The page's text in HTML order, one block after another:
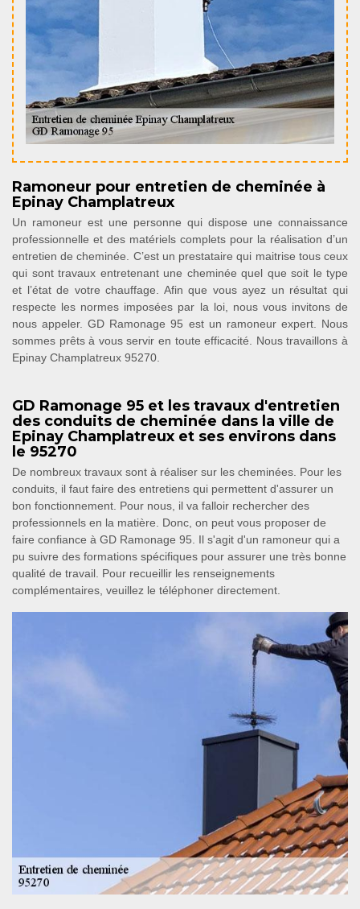
Ramoneur pour entretien de cheminée à
Epinay Champlatreux
Un ramoneur est une personne qui dispose une connaissance
professionnelle et des matériels complets pour la réalisation d’un
entretien de cheminée. C’est un prestataire qui maitrise tous ceux
qui sont travaux entretenant une cheminée quel que soit le type
et l’état de votre chauffage. Afin que vous ayez un résultat qui
respecte les normes imposées par la loi, nous vous invitons de
nous appeler. GD Ramonage 95 est un ramoneur expert. Nous
sommes prêts à vous servir en toute efficacité. Nous travaillons à
Epinay Champlatreux 95270.
GD Ramonage 95 et les travaux d'entretien
des conduits de cheminée dans la ville de
Epinay Champlatreux et ses environs dans
le 95270
De nombreux travaux sont à réaliser sur les cheminées. Pour les
conduits, il faut faire des entretiens qui permettent d'assurer un
bon fonctionnement. Pour nous, il va falloir rechercher des
professionnels en la matière. Donc, on peut vous proposer de
faire confiance à GD Ramonage 95. Il s'agit d'un ramoneur qui a
pu suivre des formations spécifiques pour assurer une très bonne
qualité de travail. Pour recueillir les renseignements
complémentaires, veuillez le téléphoner directement.